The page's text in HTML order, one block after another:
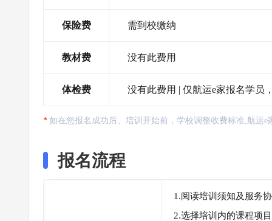
保险费 需到校缴纳
教材费 没有此费用
体检费 没有此费用 | 仅航运e家报名学员
如在您报名成功后、培训开始前，学校调整收费标准,航运
报名流程
1.阅读培训须知及服务
2.选择培训内的课程项目